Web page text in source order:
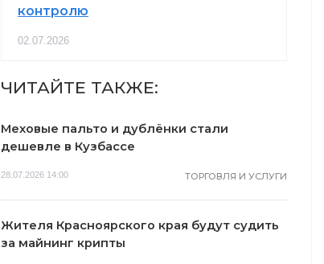
контролю
02.07.2026
ЧИТАЙТЕ ТАКЖЕ:
Меховые пальто и дублёнки стали
дешевле в Кузбассе
28.07.2026 14:00 ТОРГОВЛЯ И УСЛУГИ
Жителя Красноярского края будут судить
за майнинг крипты